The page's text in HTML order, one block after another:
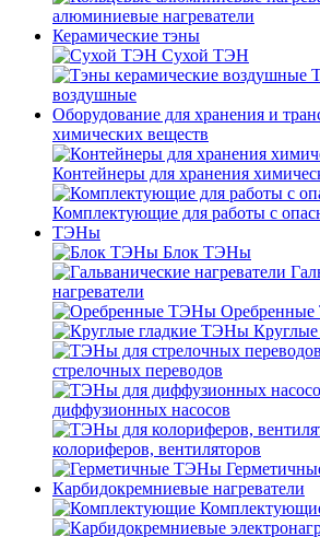
алюминиевые нагреватели
Керамические тэны
Сухой ТЭН
воздушные
Оборудование для хранения и
химических веществ
Контейнеры для хранения
Комплектующие для работы с
ТЭНы
Блок ТЭНы
нагреватели
стрелочных переводов
диффузионных насосов
колориферов, вентиляторов
Карбидокремниевые нагреватели